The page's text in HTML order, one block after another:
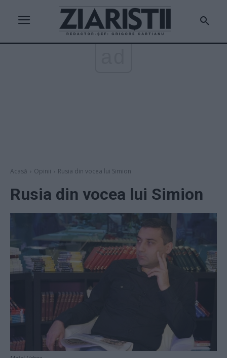
Acasă Opinii Rusia din vocea lui Simion
Rusia din vocea lui Simion